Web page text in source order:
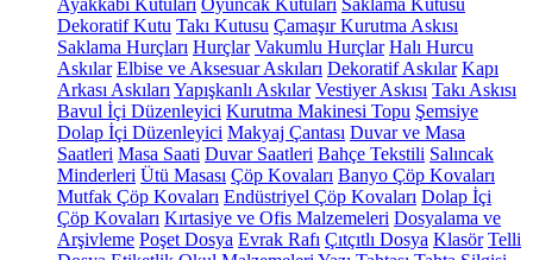
Ayakkabı Kutuları Oyuncak Kutuları Saklama Kutusu
Dekoratif Kutu Takı Kutusu Çamaşır Kurutma Askısı
Saklama Hurçları Hurçlar Vakumlu Hurçlar Halı Hurcu
Askılar Elbise ve Aksesuar Askıları Dekoratif Askılar Kapı
Arkası Askıları Yapışkanlı Askılar Vestiyer Askısı Takı Askısı
Bavul İçi Düzenleyici Kurutma Makinesi Topu Şemsiye
Dolap İçi Düzenleyici Makyaj Çantası Duvar ve Masa
Saatleri Masa Saati Duvar Saatleri Bahçe Tekstili Salıncak
Minderleri Ütü Masası Çöp Kovaları Banyo Çöp Kovaları
Mutfak Çöp Kovaları Endüstriyel Çöp Kovaları Dolap İçi
Çöp Kovaları Kırtasiye ve Ofis Malzemeleri Dosyalama ve
Arşivleme Poşet Dosya Evrak Rafı Çıtçıtlı Dosya Klasör Telli